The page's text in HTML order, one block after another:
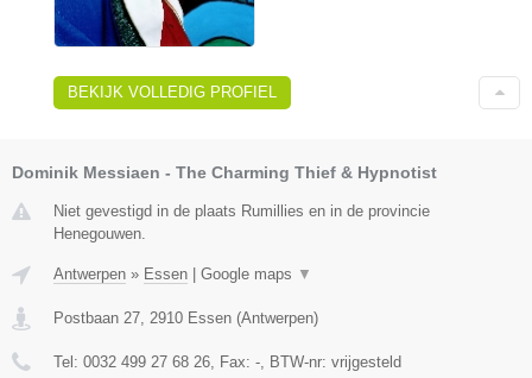
BEKIJK VOLLEDIG PROFIEL
Dominik Messiaen - The Charming Thief & Hypnotist
Niet gevestigd in de plaats Rumillies en in de provincie
Henegouwen.
Antwerpen » Essen Google maps ▼
Postbaan 27 2910 Essen (Antwerpen)
Tel: 0032 499 27 68 26 , Fax: - , BTW-nr: vrijgesteld